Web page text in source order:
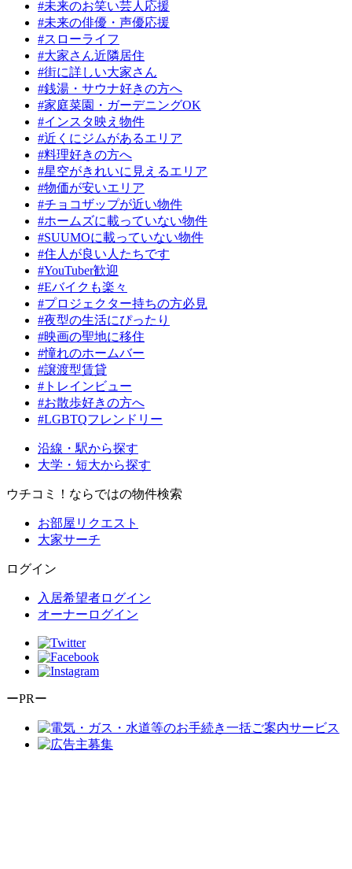
#未来のお笑い芸人応援
#未来の俳優・声優応援
#スローライフ
#大家さん近隣居住
#街に詳しい大家さん
#銭湯・サウナ好きの方へ
#家庭菜園・ガーデニングOK
#インスタ映え物件
#近くにジムがあるエリア
#料理好きの方へ
#星空がきれいに見えるエリア
#物価が安いエリア
#チョコザップが近い物件
#ホームズに載っていない物件
#SUUMOに載っていない物件
#住人が良い人たちです
#YouTuber歓迎
#Eバイクも楽々
#プロジェクター持ちの方必見
#夜型の生活にぴったり
#映画の聖地に移住
#憧れのホームバー
#譲渡型賃貸
#トレインビュー
#お散歩好きの方へ
#LGBTQフレンドリー
沿線・駅から探す
大学・短大から探す
ウチコミ！ならではの物件検索
お部屋リクエスト
大家サーチ
ログイン
入居希望者ログイン
オーナーログイン
ーPRー